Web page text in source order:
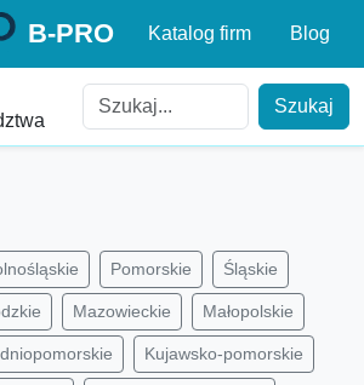
B-PRO Katalog firm Blog
Szukaj
Pomorskie Śląskie
Mazowieckie Małopolskie
Kujawsko-pomorskie